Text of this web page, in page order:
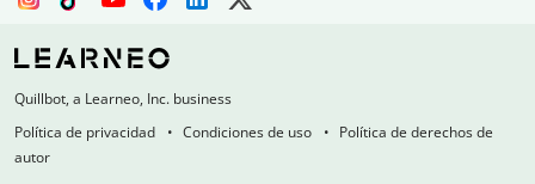
Quillbot, a Learneo, Inc. business
Política de privacidad
Condiciones de uso
Política de derechos de
autor